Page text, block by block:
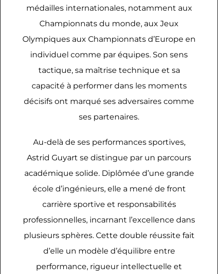
médailles internationales, notamment aux
Championnats du monde, aux Jeux
Olympiques aux Championnats d’Europe en
individuel comme par équipes. Son sens
tactique, sa maîtrise technique et sa
capacité à performer dans les moments
décisifs ont marqué ses adversaires comme
ses partenaires.
Au-delà de ses performances sportives,
Astrid Guyart se distingue par un parcours
académique solide. Diplômée d’une grande
école d’ingénieurs, elle a mené de front
carrière sportive et responsabilités
professionnelles, incarnant l’excellence dans
plusieurs sphères. Cette double réussite fait
d’elle un modèle d’équilibre entre
performance, rigueur intellectuelle et